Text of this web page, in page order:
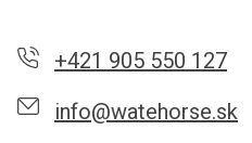
+421 905 550 127
info@watehorse.sk